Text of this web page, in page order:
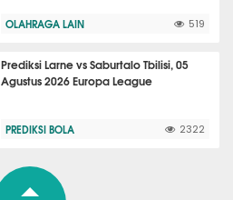
OLAHRAGA LAIN 519
Prediksi Larne vs Saburtalo Tbilisi, 05
Agustus 2026 Europa League
PREDIKSI BOLA 2322